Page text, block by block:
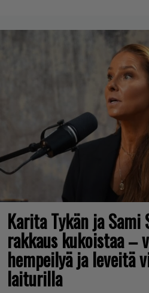
Karita Tykän ja Sami
rakkaus kukoistaa –
hempeilyä ja leveitä
laiturilla